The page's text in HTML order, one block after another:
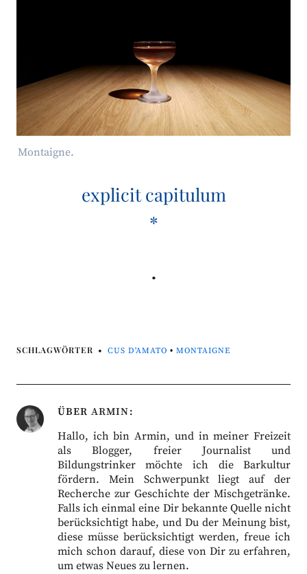
Montaigne.
explicit capitulum
*
.
SCHLAGWÖRTER CUS D'AMATO • MONTAIGNE
ÜBER ARMIN
Hallo, ich bin Armin, und in meiner Freizeit
als Blogger, freier Journalist und
Bildungstrinker möchte ich die Barkultur
fördern. Mein Schwerpunkt liegt auf der
Recherche zur Geschichte der Mischgetränke.
Falls ich einmal eine Dir bekannte Quelle nicht
berücksichtigt habe, und Du der Meinung bist,
diese müsse berücksichtigt werden, freue ich
mich schon darauf, diese von Dir zu erfahren,
um etwas Neues zu lernen.